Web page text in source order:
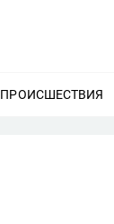
ЕЩЕ
ПРОИСШЕСТВИЯ